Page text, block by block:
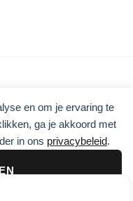
en om je ervaring te
ga je akkoord met
in ons privacybeleid.